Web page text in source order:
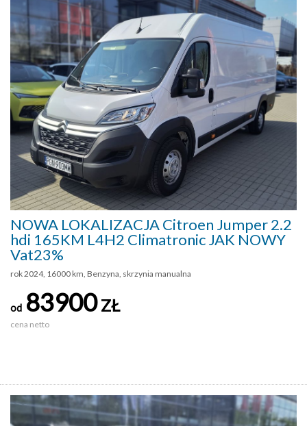
NOWA LOKALIZACJA Citroen Jumper 2.2
hdi 165KM L4H2 Climatronic JAK NOWY
Vat23%
rok 2024, 16000 km, Benzyna, skrzynia manualna
od 83900ZŁ
cena netto